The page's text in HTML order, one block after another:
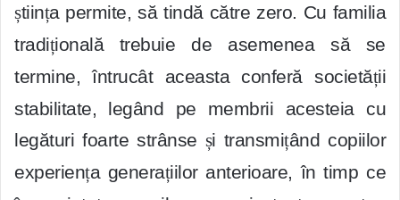
știința permite, să tindă către zero. Cu familia
tradițională trebuie de asemenea să se
termine, întrucât aceasta conferă societății
stabilitate, legând pe membrii acesteia cu
legături foarte strânse și transmițând copiilor
experiența generațiilor anterioare, în timp ce